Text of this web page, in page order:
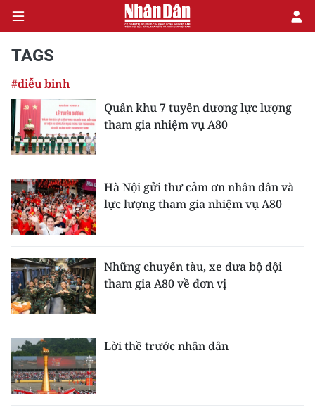
CHÍNH TRỊ
KINH TẾ
XÃ HỘI
PHÁP LUẬT
DU LỊCH
THẾ GIỚI
GIÁO DỤC
TAGS
#diễu binh
Quân khu 7 tuyên dương lực lượng
tham gia nhiệm vụ A80
Hà Nội gửi thư cảm ơn nhân dân và
lực lượng tham gia nhiệm vụ A80
Những chuyến tàu, xe đưa bộ đội
tham gia A80 về đơn vị
Lời thề trước nhân dân